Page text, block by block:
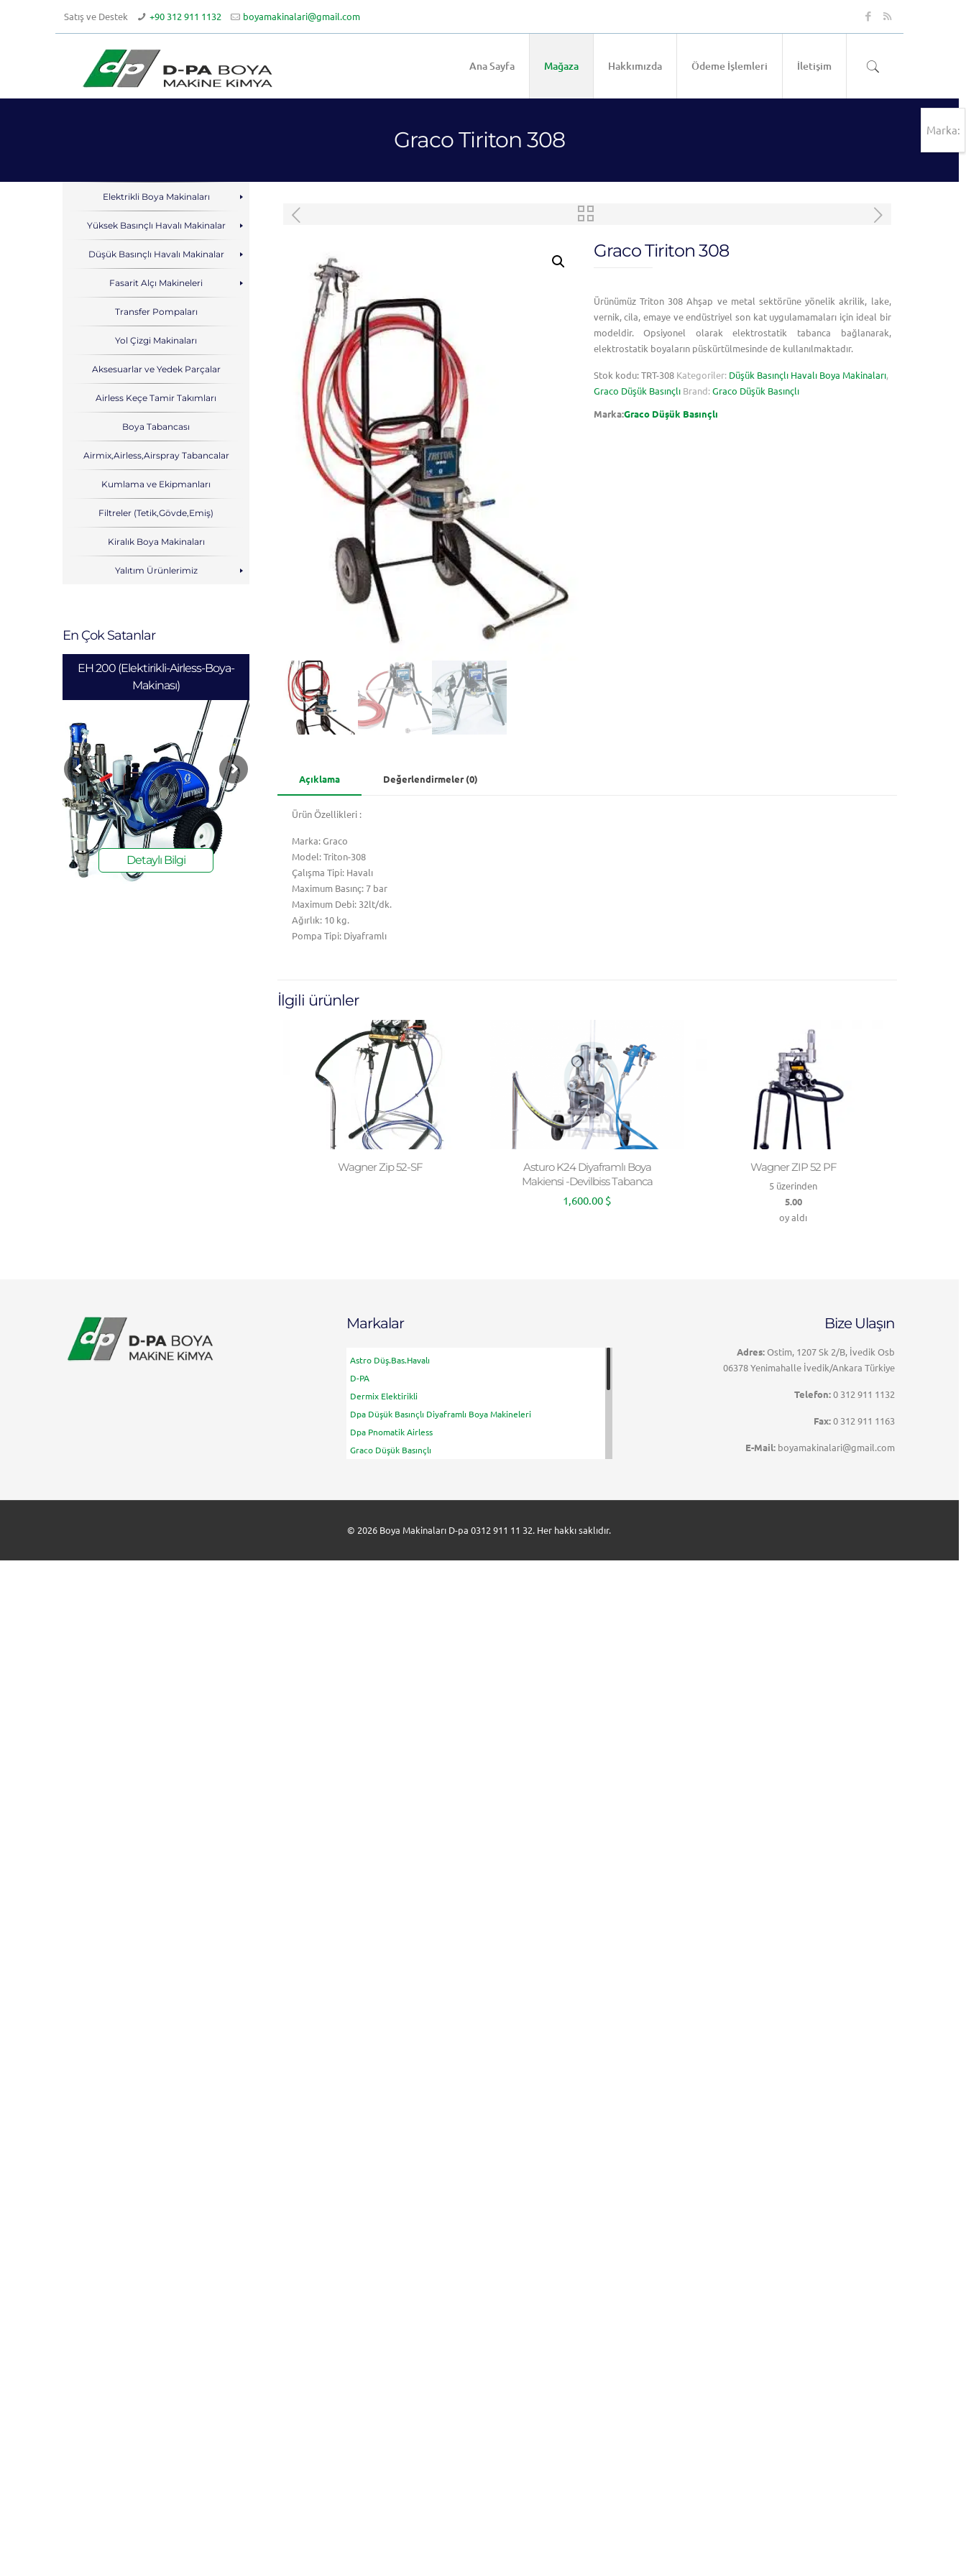
Satış ve Destek +90 312 911 1132 boyamakinalari@gmail.com
Ana Sayfa Mağaza Hakkımızda Ödeme İşlemleri İletişim
Graco Tiriton 308
Graco Tiriton 308
Ürünümüz Triton 308 Ahşap ve metal sektörüne yönelik akrilik, lake,
vernik, cila, emaye ve endüstriyel son kat uygulamamaları için ideal bir
modeldir. Opsiyonel olarak elektrostatik tabanca bağlanarak,
elektrostatik boyaların püskürtülmesinde de kullanılmaktadır.
Stok kodu:TRT-308 Kategoriler: Düşük Basınçlı Havalı Boya Makinaları,
Graco Düşük Basınçlı Brand: Graco Düşük Basınçlı
Marka:Graco Düşük Basınçlı
Açıklama Değerlendirmeler (0)
Ürün Özellikleri :
Marka: Graco
Model: Triton-308
Çalışma Tipi: Havalı
Maximum Basınç: 7 bar
Maximum Debi: 32lt/dk.
Ağırlık: 10 kg.
Pompa Tipi: Diyaframlı
İlgili ürünler
Wagner Zip 52-SF
Asturo K24 Diyaframlı Boya
Makiensi -Devilbiss Tabanca
1,600.00 $
Wagner ZIP 52 PF
5 üzerinden
5.00
oy aldı
Elektrikli Boya Makinaları
Yüksek Basınçlı Havalı Makinalar
Düşük Basınçlı Havalı Makinalar
Fasarit Alçı Makineleri
Transfer Pompaları
Yol Çizgi Makinaları
Aksesuarlar ve Yedek Parçalar
Airless Keçe Tamir Takımları
Boya Tabancası
Airmix,Airless,Airspray Tabancalar
Kumlama ve Ekipmanları
Filtreler (Tetik,Gövde,Emiş)
Kiralık Boya Makinaları
Yalıtım Ürünlerimiz
En Çok Satanlar
EH 200 (Elektirikli-Airless-Boya-
Makinası)
Detaylı Bilgi
Markalar
Astro Düş.Bas.Havalı
D-PA
Dermix Elektirikli
Dpa Düşük Basınçlı Diyaframlı Boya Makineleri
Dpa Pnomatik Airless
Graco Düşük Basınçlı
Handok Havalı
Su Yalıtım Makineleri
Bize Ulaşın
Adres:Ostim, 1207 Sk 2/B, İvedik Osb
06378 Yenimahalle İvedik/Ankara Türkiye
Telefon:0 312 911 1132
Fax:0 312 911 1163
E-Mail: boyamakinalari@gmail.com
© 2026 Boya Makinaları D-pa 0312 911 11 32. Her hakkı saklıdır.
Marka: